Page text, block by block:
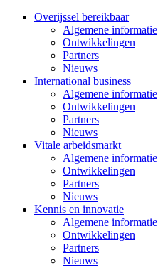
Overijssel bereikbaar
Algemene informatie
Ontwikkelingen
Partners
Nieuws
International business
Algemene informatie
Ontwikkelingen
Partners
Nieuws
Vitale arbeidsmarkt
Algemene informatie
Ontwikkelingen
Partners
Nieuws
Kennis en innovatie
Algemene informatie
Ontwikkelingen
Partners
Nieuws